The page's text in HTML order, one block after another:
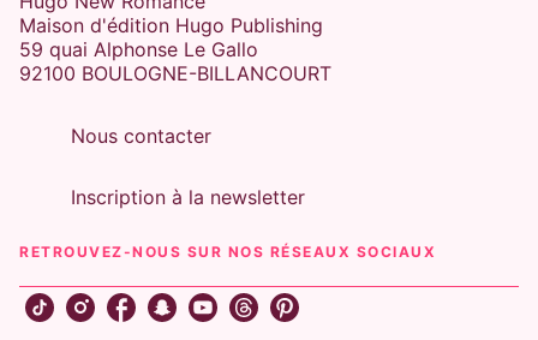
Maison d'édition Hugo Publishing
59 quai Alphonse Le Gallo
92100 BOULOGNE-BILLANCOURT
Nous contacter
Inscription à la newsletter
RETROUVEZ-NOUS SUR NOS RÉSEAUX SOCIAUX